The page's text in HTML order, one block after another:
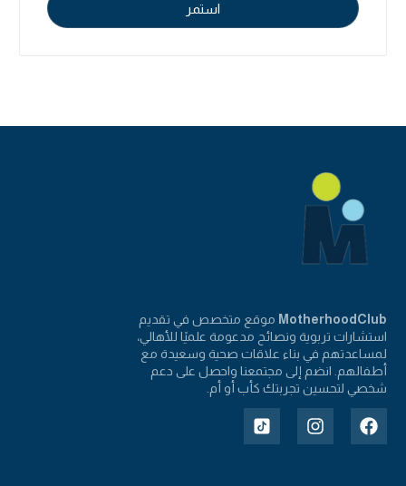
استمر
MotherhoodClub موقع متخصص في تقديم
استشارات تربوية ونصائح مدعومة علميًا للأهالي،
لمساعدتهم في بناء علاقات صحية وسعيدة مع
أطفالهم. انضم إلى مجتمعنا واحصل على دعم
شخصي لتحسين تجربتك كأب أو أم.